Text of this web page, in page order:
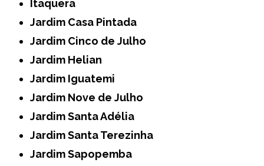
Itaquera
Jardim Casa Pintada
Jardim Cinco de Julho
Jardim Helian
Jardim Iguatemi
Jardim Nove de Julho
Jardim Santa Adélia
Jardim Santa Terezinha
Jardim Sapopemba